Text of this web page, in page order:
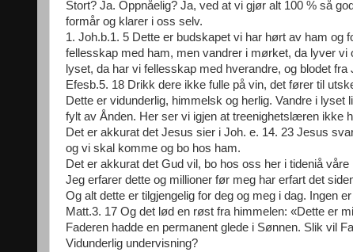
Stort? Ja. Oppnåelig? Ja, ved at vi gjør alt 100 % så
formår og klarer i oss selv.
1. Joh.b.1. 5 Dette er budskapet vi har hørt av ham
fellesskap med ham, men vandrer i mørket, da lyver
lyset, da har vi fellesskap med hverandre, og blodet
Efesb.5. 18 Drikk dere ikke fulle på vin, det fører til
Dette er vidunderlig, himmelsk og herlig. Vandre i
fylt av Ånden. Her ser vi igjen at treenighetslæren ikke
Det er akkurat det Jesus sier i Joh. e. 14. 23 Jesus
og vi skal komme og bo hos ham.
Det er akkurat det Gud vil, bo hos oss her i tideniå
Jeg erfarer dette og millioner før meg har erfart det
Og alt dette er tilgjengelig for deg og meg i dag. Ingen
Matt.3. 17 Og det lød en røst fra himmelen: «Dette er
Faderen hadde en permanent glede i Sønnen. Slik vil
Vidunderlig undervisning?